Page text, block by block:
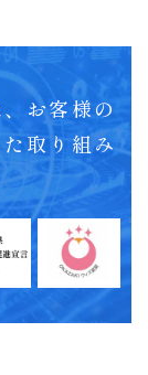
お客様の
取り組み